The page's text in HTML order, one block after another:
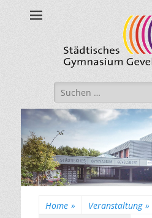
Suche
nach:
Home » Veranstaltung »